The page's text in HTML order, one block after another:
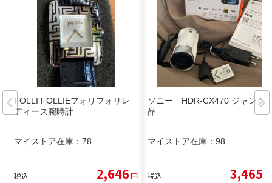
FOLLI FOLLIEフォリフォリレ
ディース腕時計
マイストア在庫： 78
税込 2,646円
ソニー HDR-CX470 ジャンク
品
マイストア在庫： 98
税込 3,465